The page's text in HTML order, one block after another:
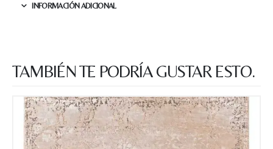
INFORMACIÓN ADICIONAL
TAMBIÉN TE PODRÍA GUSTAR ESTO.